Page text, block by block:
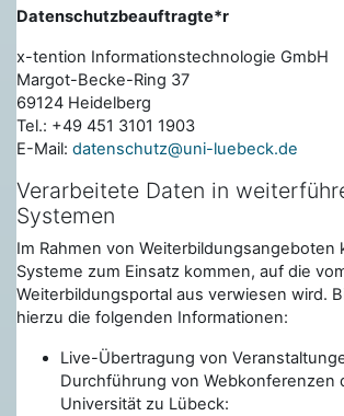
Datenschutzbeauftragte*r
x-tention Informationstechnologie GmbH
Margot-Becke-Ring 37
69124 Heidelberg
Tel.: +49 451 3101 1903
E-Mail: datenschutz@uni-luebeck.de
Verarbeitete Daten in
Systemen
Im Rahmen von Weiterbildungsangeboten
Systeme zum Einsatz kommen, auf die
Weiterbildungsportal aus verwiesen wird.
hierzu die folgenden Informationen:
Live-Übertragung von
Durchführung von Webkonferenzen
Universität zu Lübeck: